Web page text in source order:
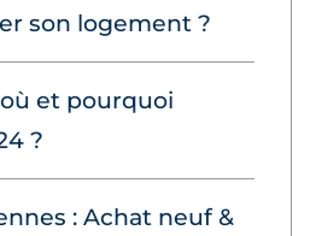
son logement ?
et pourquoi
?
: Achat neuf &